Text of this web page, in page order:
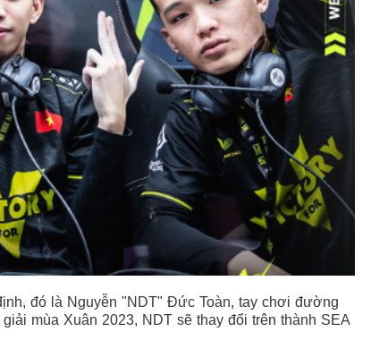
đó là Nguyễn "NDT" Đức Toàn, tay chơi đường
mùa Xuân 2023, NDT sẽ thay đổi trên thành SEA